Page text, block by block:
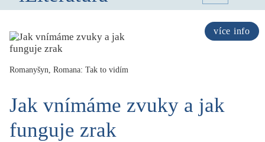
více info
SPISOVATELÉ
LITERATURY
PŘEHLED
Romanyšyn, Romana: Tak to vidím
Jak vnímáme zvuky a jak
funguje zrak